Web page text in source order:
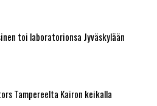
toi laboratorionsa Jyväskylään
Tampereelta Kairon keikalla